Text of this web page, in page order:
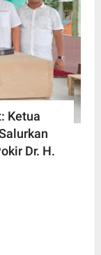
Ketua
Dr. H.